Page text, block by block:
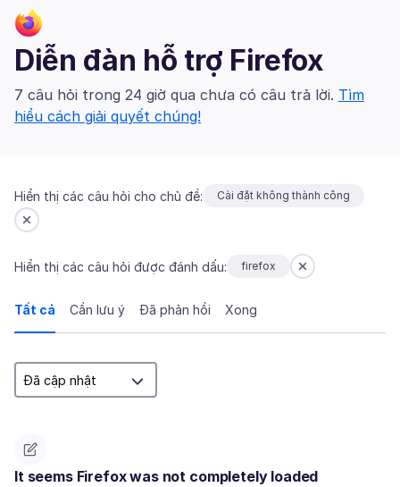
Diễn đàn hỗ trợ Firefox
7 câu hỏi trong 24 giờ qua chưa có câu trả lời. Tìm
hiểu cách giải quyết chúng!
Hiển thị các câu hỏi cho chủ đề: Cài đặt không thành công
Hiển thị các câu hỏi được đánh dấu: firefox
Tất cả Cần lưu ý Đã phản hồi Xong
It seems Firefox was not completely loaded